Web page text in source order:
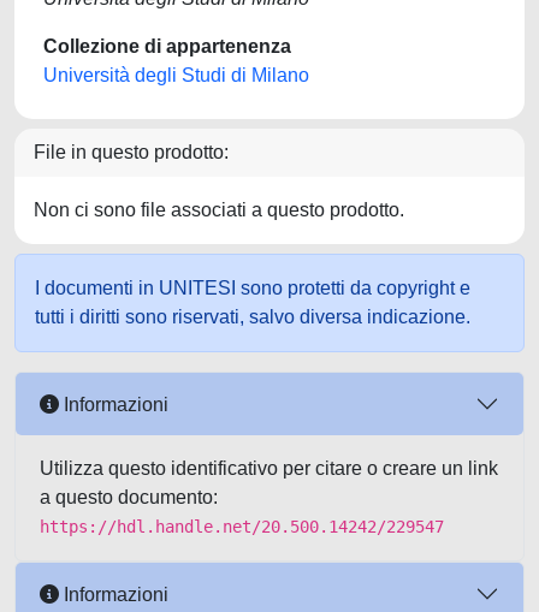
Collezione di appartenenza
Università degli Studi di Milano
File in questo prodotto:
Non ci sono file associati a questo prodotto.
I documenti in UNITESI sono protetti da copyright e
tutti i diritti sono riservati, salvo diversa indicazione.
Informazioni
Utilizza questo identificativo per citare o creare un link
a questo documento:
https://hdl.handle.net/20.500.14242/229547
Informazioni